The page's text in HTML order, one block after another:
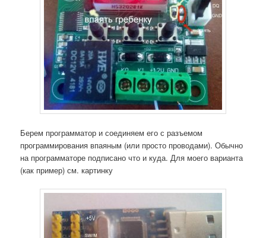
Берем программатор и соединяем его с разъемом
программирования впаяным (или просто проводами). Обычно
на программаторе подписано что и куда. Для моего варианта
(как пример) см. картинку